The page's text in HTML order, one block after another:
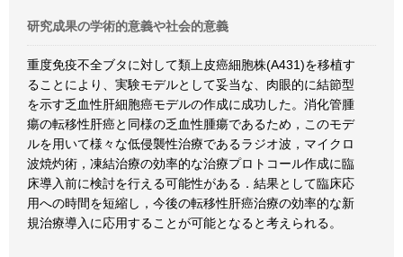
研究成果の学術的意義や社会的意義
重度免疫不全ブタに対して類上皮癌細胞株(A431)を移植す
ることにより、実験モデルとして妥当な、肉眼的に結節型
を示す乏血性肝細胞癌モデルの作成に成功した。消化管腫
瘍の転移性肝癌と同様の乏血性腫瘍であるため，このモデ
ルを用いて様々な低侵襲性治療であるラジオ波，マイクロ
波焼灼術，凍結治療の効率的な治療プロトコール作成に臨
床導入前に検討を行える可能性がある．結果として臨床応
用への時間を短縮し，今後の転移性肝癌治療の効率的な新
規治療導入に応用することが可能となると考えられる。